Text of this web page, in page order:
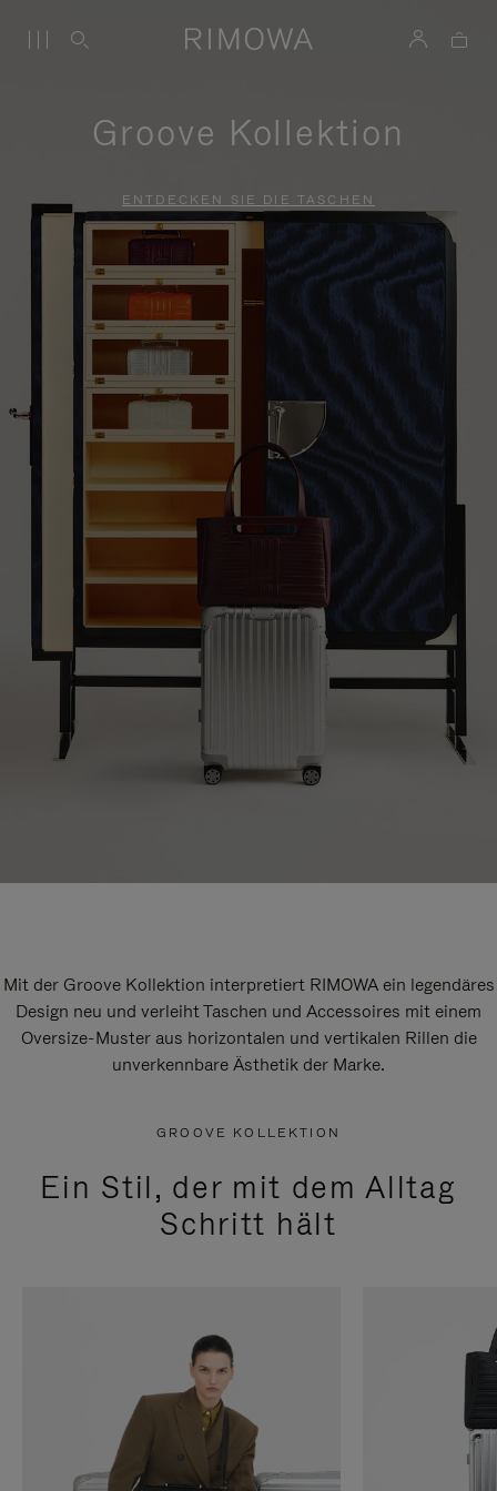
Groove Kollektion
ENTDECKEN SIE DIE TASCHEN
Mit der Groove Kollektion interpretiert RIMOWA ein legendäres
Design neu und verleiht Taschen und Accessoires mit einem
Oversize-Muster aus horizontalen und vertikalen Rillen die
unverkennbare Ästhetik der Marke.
GROOVE KOLLEKTION
Ein Stil, der mit dem Alltag
Schritt hält